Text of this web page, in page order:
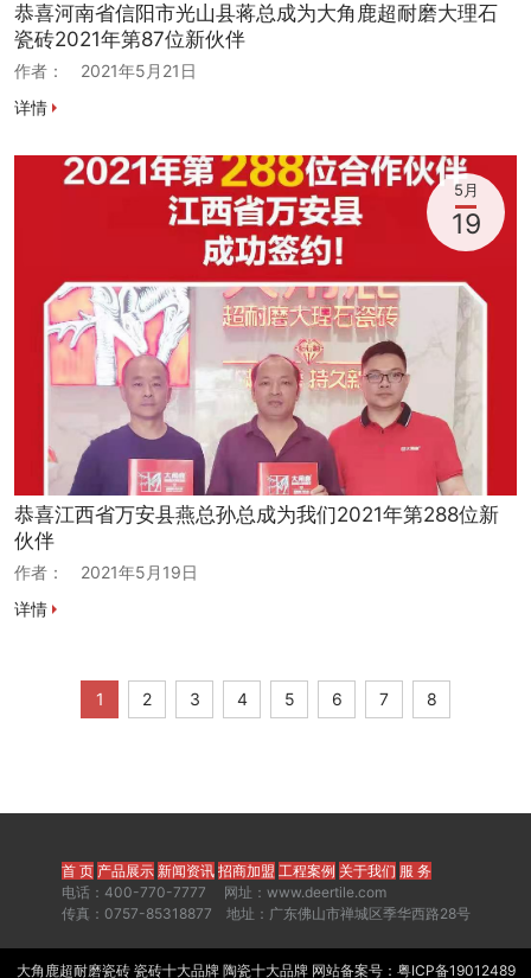
恭喜河南省信阳市光山县蒋总成为大角鹿超耐磨大理石
瓷砖2021年第87位新伙伴
作者： 2021年5月21日
详情
恭喜江西省万安县燕总孙总成为我们2021年第288位新
伙伴
作者： 2021年5月19日
5月
19
详情
1 2 3 4 5 6 7 8
首 页 产品展示 新闻资讯 招商加盟 工程案例 关于我们 服 务
电话：400-770-7777 网址：www.deertile.com
传真：0757-85318877 地址：广东佛山市禅城区季华西路28号
大角鹿超耐磨瓷砖 瓷砖十大品牌 陶瓷十大品牌网站备案号： 粤ICP备19012489